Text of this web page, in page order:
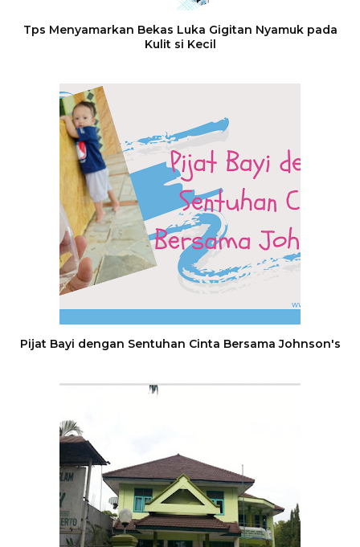
Tps Menyamarkan Bekas Luka Gigitan Nyamuk pada
Kulit si Kecil
Pijat Bayi dengan Sentuhan Cinta Bersama Johnson's